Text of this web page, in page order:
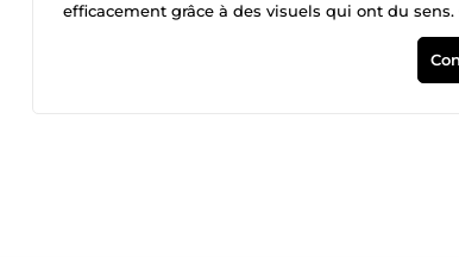
efficacement grâce à des visuels qui ont du
vos problématiques et les attentes de vos